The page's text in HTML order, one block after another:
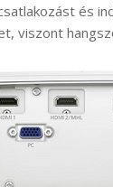
és
viszont